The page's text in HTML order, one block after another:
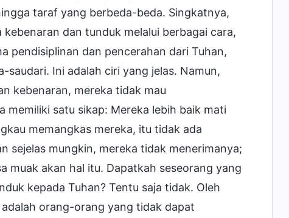
taraf yang berbeda-beda. Singkatnya,
dan tunduk melalui berbagai cara,
pendisiplinan dan pencerahan dari Tuhan,
Ini adalah ciri yang jelas. Namun,
kebenaran, mereka tidak mau
satu sikap: Mereka lebih baik mati
memangkas mereka, itu tidak ada
sejelas mungkin, mereka tidak menerimanya;
muak akan hal itu. Dapatkah seseorang yang
kepada Tuhan? Tentu saja tidak. Oleh
orang-orang yang tidak dapat